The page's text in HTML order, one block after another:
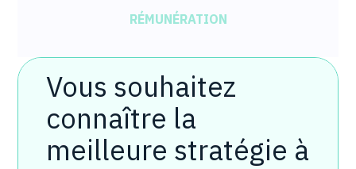
RÉMUNÉRATION
DU DIRIGEANT
Vous souhaitez
connaître la
meilleure stratégie à